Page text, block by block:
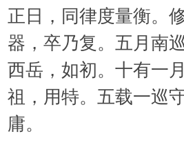
正日，同律度量衡。
器，卒乃复。五月南
西岳，如初。十有一
祖，用特。五载一巡
庸。